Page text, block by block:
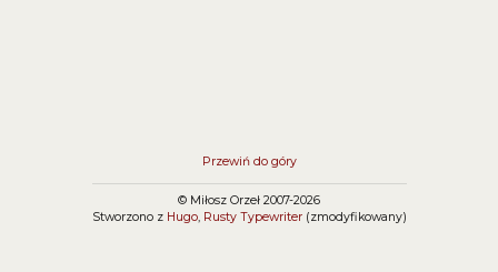
Przewiń do góry
© Miłosz Orzeł 2007-2026
Stworzono z Hugo, Rusty Typewriter(zmodyfikowany)